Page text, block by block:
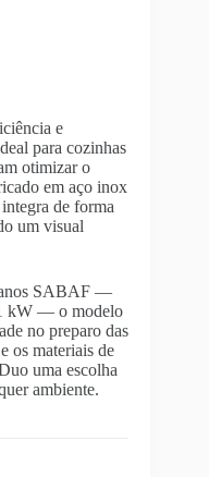
e
para cozinhas
otimizar o
em aço inox
de forma
um visual
SABAF —
kW — o modelo
no preparo das
os materiais de
uma escolha
ambiente.